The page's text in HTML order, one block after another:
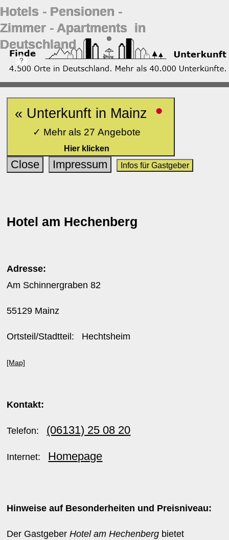
Hotels ‐ Pensionen ‐
Zimmer ‐ Apartments in
Deutschland
« Unterkunft in Mainz •
✓ Mehr als 27 Angebote
Hier klicken
Close Impressum Infos für Gastgeber
Hotel am Hechenberg
Adresse:
Am Schinnergraben 82
55129 Mainz
Ortsteil/Stadtteil: Hechtsheim
[Map]
Kontakt:
Telefon: (06131) 25 08 20
Internet: Homepage
Hinweise auf Besonderheiten und Preisniveau:
Der GastgeberHotel am Hechenberg bietet